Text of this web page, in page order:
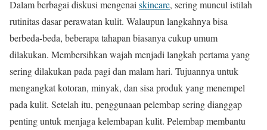
Dalam berbagai diskusi mengenai skincare, sering muncul istilah
rutinitas dasar perawatan kulit. Walaupun langkahnya bisa
berbeda-beda, beberapa tahapan biasanya cukup umum
dilakukan. Membersihkan wajah menjadi langkah pertama yang
sering dilakukan pada pagi dan malam hari. Tujuannya untuk
mengangkat kotoran, minyak, dan sisa produk yang menempel
pada kulit. Setelah itu, penggunaan pelembap sering dianggap
penting untuk menjaga kelembapan kulit. Pelembap membantu